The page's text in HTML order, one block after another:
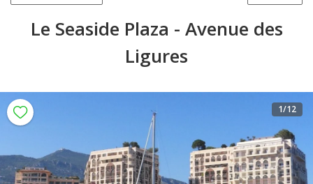
Le Seaside Plaza - Avenue des
Ligures
1/12